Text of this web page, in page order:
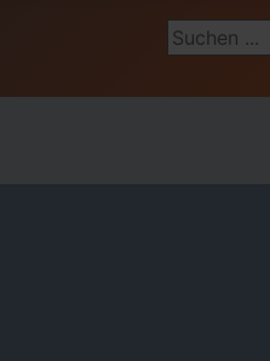
Suchen ...